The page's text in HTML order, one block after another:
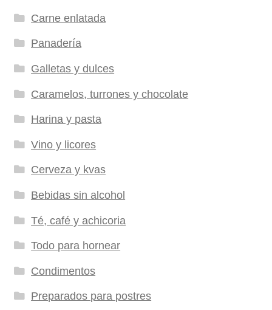
Carne enlatada
Panadería
Galletas y dulces
Caramelos, turrones y chocolate
Harina y pasta
Vino y licores
Cerveza y kvas
Bebidas sin alcohol
Té, café y achicoria
Todo para hornear
Condimentos
Preparados para postres